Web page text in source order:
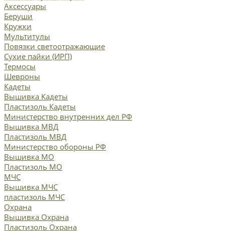
Аксессуары
Беруши
Кружки
Мультитулы
Повязки светоотражающие
Сухие пайки (ИРП)
Термосы
Шевроны
Кадеты
Вышивка Кадеты
Пластизоль Кадеты
Министерство внутренних дел РФ
Вышивка МВД
Пластизоль МВД
Министерство обороны РФ
Вышивка МО
Пластизоль МО
МЧС
Вышивка МЧС
пластизоль МЧС
Охрана
Вышивка Охрана
Пластизоль Охрана